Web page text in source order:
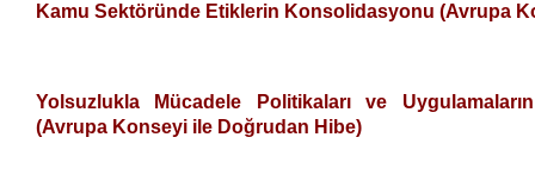
Kamu Sektöründe Etiklerin Konsolidasyonu (Avrupa
Yolsuzlukla Mücadele Politikaları ve
(Avrupa Konseyi ile Doğrudan Hibe)